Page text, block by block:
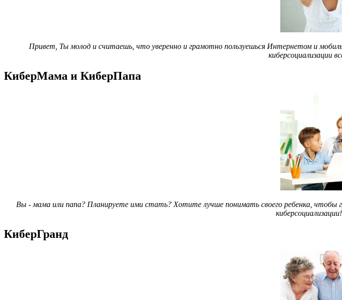
Привет, Ты молод и считаешь, что уверенно и грамотно пользуешься Интернетом и
киберсоциализации
КиберМама и КиберПапа
Вы - мама или папа? Планируете ими стать? Хотите лучше понимать своего ребенка, чтобы
киберсоциализации!
КиберГранд